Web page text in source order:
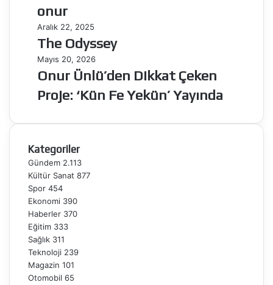
büyük
onur
onur
The
Odyssey
Aralık 22, 2025
The Odyssey
Onur
Ünlü’den
Çeken
‘Kün
Yekün’
Yayında
Mayıs 20, 2026
Onur Ünlü’den Dikkat Çeken
Proje: ‘Kün Fe Yekün’ Yayında
Kategoriler
Gündem 2.113
Kültür Sanat 877
Spor 454
Ekonomi 390
Haberler 370
Eğitim 333
Sağlık 311
Teknoloji 239
Magazin 101
Otomobil 65